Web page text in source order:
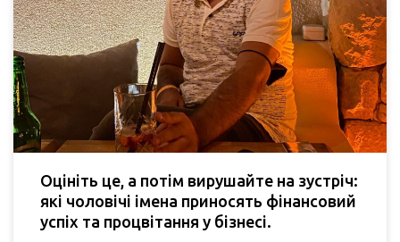
Оцініть це, а потім вирушайте на зустріч:
які чоловічі імена приносять фінансовий
успіх та процвітання у бізнесі.